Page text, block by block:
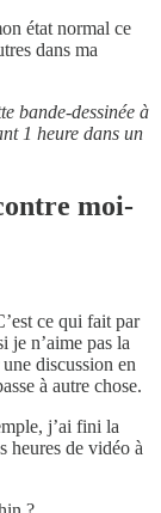
état normal ce
dans ma
bande-dessinée à
1 heure dans un
moi-
ce qui fait par
je n’aime pas la
discussion en
à autre chose.
j’ai fini la
heures de vidéo à